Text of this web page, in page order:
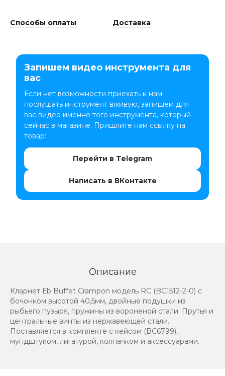
Способы оплаты Доставка
Запишем видео инструмента для
вас
Если нет возможности приехать к нам
послушать инструмент вживую, запишем для
вас видео именно того инструмента, который
сейчас в магазине. Пришлите нам ссылку на
товар:
Перейти в Telegram
Написать в ВКонтакте
Описание
Кларнет Еb Buffet Crampon модель RС (BC1512-2-0) с
бочонком высотой 40,5мм, двойные подушки из
рыбьего пузыря, пружины из вороненой стали. Прутья и
центральные винты из нержавеющей стали.
Поставляется в комплекте с кейсом (BC6799),
мундштуком, лигатурой, колпачком и аксессуарами.